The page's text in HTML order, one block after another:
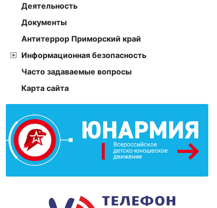
Деятельность
Документы
Антитеррор Приморский край
Информационная безопасность
Часто задаваемые вопросы
Карта сайта